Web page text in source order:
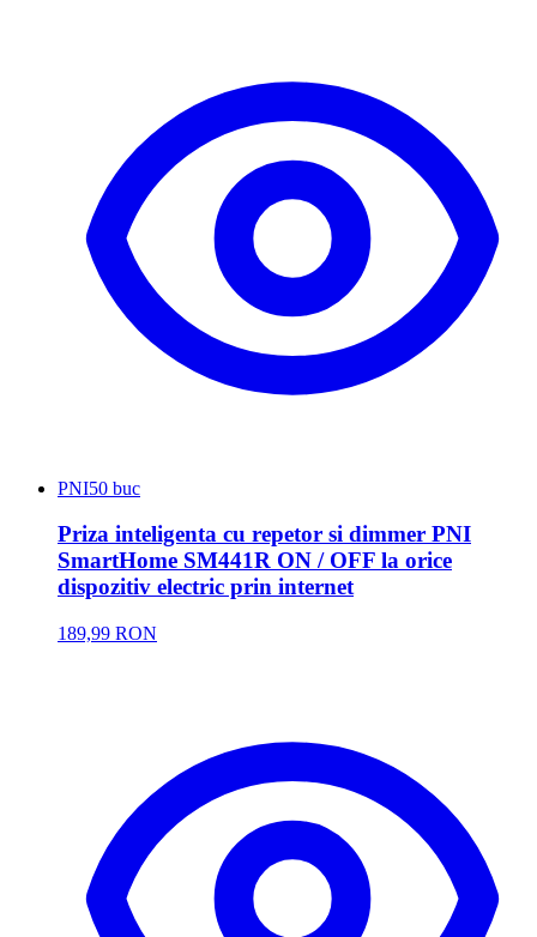
PNI50 buc
Priza inteligenta cu repetor si dimmer PNI
SmartHome SM441R ON / OFF la orice
dispozitiv electric prin internet
189,99 RON